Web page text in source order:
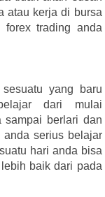
atau kerja di bursa
forex trading anda
yang baru
dari mulai
sampai berlari dan
serius belajar
hari anda bisa
baik dari pada